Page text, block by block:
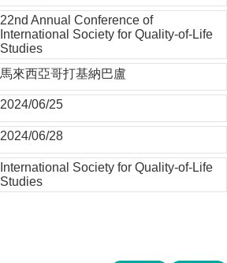
22nd Annual Conference of
International Society for Quality-of-Life
Studies
馬來西亞哥打基納巴盧
2024/06/25
2024/06/28
International Society for Quality-of-Life
Studies